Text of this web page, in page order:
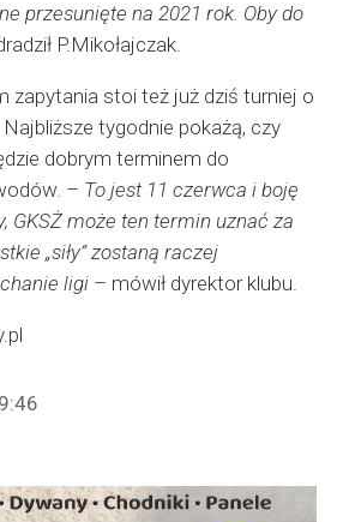
przesunięte na 2021 rok. Oby do
P.Mikołajczak.
zapytania stoi też już dziś turniej o
tygodnie pokażą, czy
dobrym terminem do
– To jest 11 czerwca i boję
GKSŻ może ten termin uznać za
„siły” zostaną raczej
ligi – mówił dyrektor klubu.